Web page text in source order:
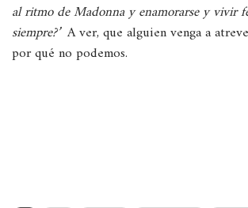
al ritmo de Madonna y enamorarse y vivir
siempre?’A ver, que alguien venga a
por qué no podemos.